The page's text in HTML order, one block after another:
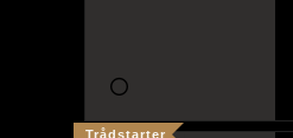
Trådstarter